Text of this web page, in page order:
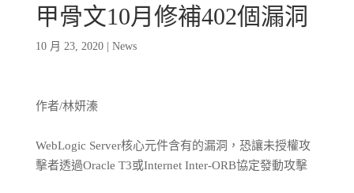
甲骨文10月修補402個漏洞
10 月 23, 2020| News
作者/林妍溱
WebLogic Server核心元件含有的漏洞，恐讓未授權攻
擊者透過Oracle T3或Internet Inter-ORB協定發動攻擊